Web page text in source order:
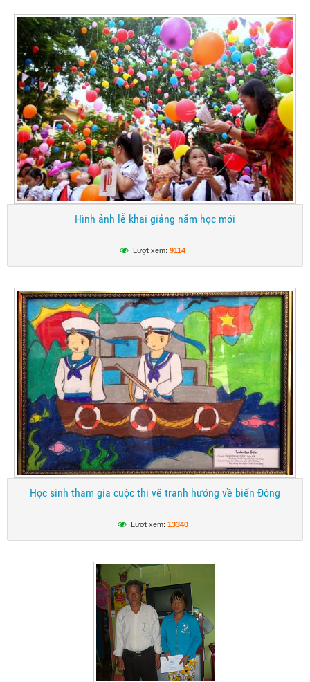
Hình ảnh lễ khai giảng năm học mới
Lượt xem: 9114
Học sinh tham gia cuộc thi vẽ tranh hướng về biển Đông
Lượt xem: 13340